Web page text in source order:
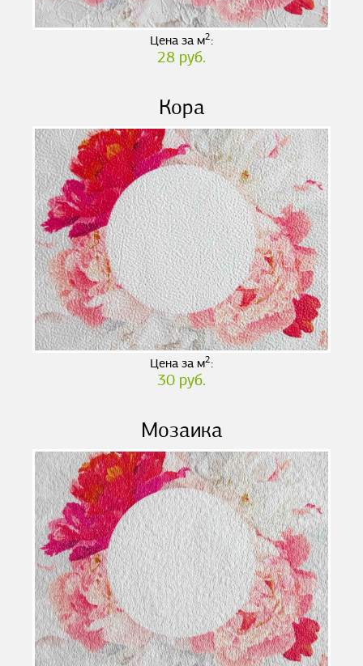
Цена за м2:
28 руб.
Кора
Цена за м2:
30 руб.
Мозаика